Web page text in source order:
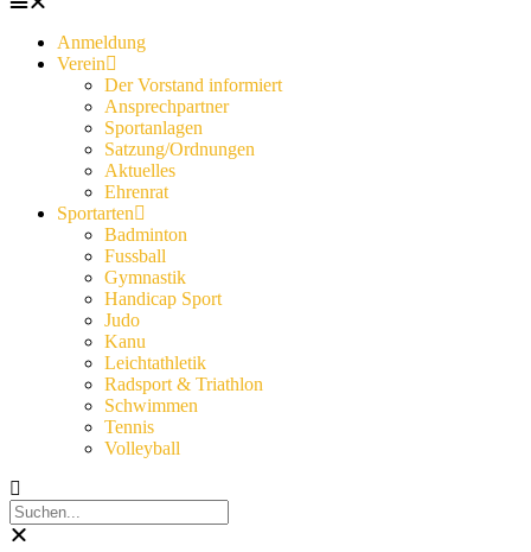
Anmeldung
Verein
Der Vorstand informiert
Ansprechpartner
Sportanlagen
Satzung/Ordnungen
Aktuelles
Ehrenrat
Sportarten
Badminton
Fussball
Gymnastik
Handicap Sport
Judo
Kanu
Leichtathletik
Radsport & Triathlon
Schwimmen
Tennis
Volleyball